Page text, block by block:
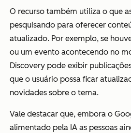
O recurso também utiliza o que
pesquisando para oferecer
atualizado. Por exemplo, se
ou um evento acontecendo no
Discovery pode exibir
que o usuário possa ficar
novidades sobre o tema.
Vale destacar que, embora o
alimentado pela IA as pessoas